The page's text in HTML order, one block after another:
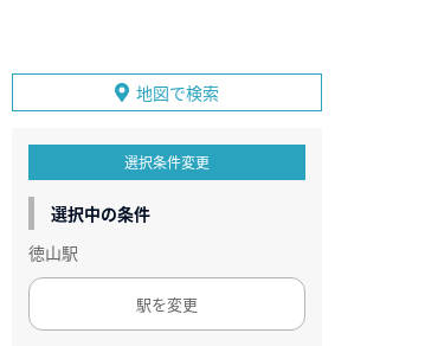
地図で検索
選択条件変更
選択中の条件
徳山駅
駅を変更